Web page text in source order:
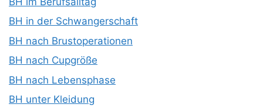
BH in der Schwangerschaft
BH nach Brustoperationen
BH nach Cupgröße
BH nach Lebensphase
BH unter Kleidung